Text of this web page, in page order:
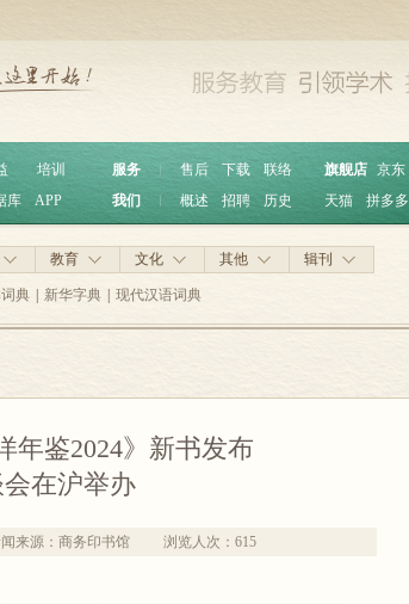
培训
库 APP
服务 ︱ 售后 下载
联络
我们
概述 招聘 历史
旗舰店 京东
天猫
拼多多
教育 文化 其他 辑刊
典 新华字典 现代汉语词典
年鉴2024》新书发布
在沪举办
来源：商务印书馆 浏览人次： 615